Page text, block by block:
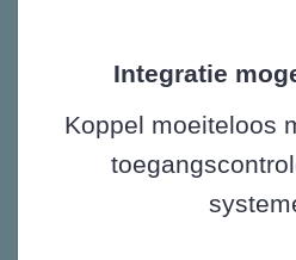
Integratie
Koppel moeiteloos